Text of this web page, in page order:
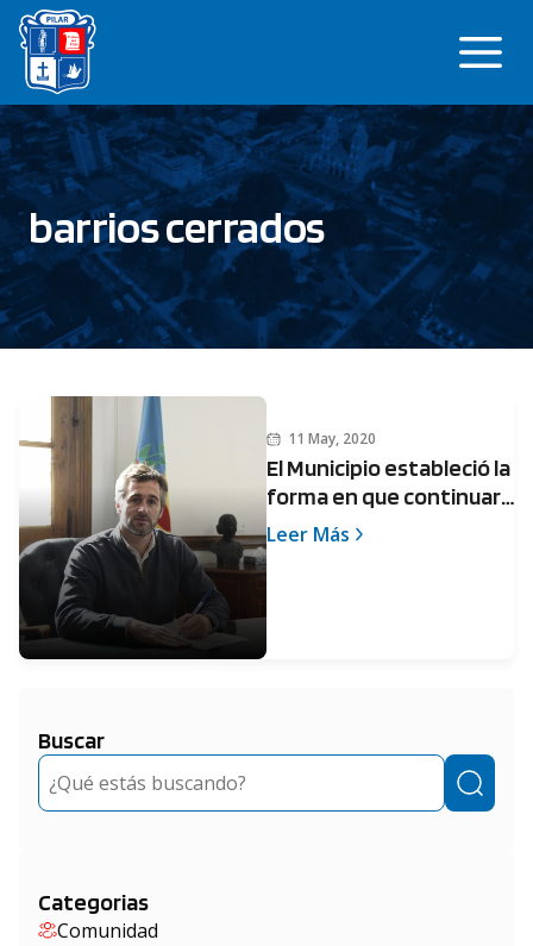
Saltar
contenido
barrios cerrados
11 May, 2020
El Municipio estableció la
forma en que continuará
el Aislamiento
Leer Más
Buscar
Buscar
Categorias
Comunidad